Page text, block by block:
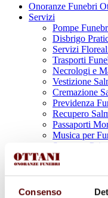
Consenso
Onoranze Funebri
Servizi
Pompe
Disbrigo
Servizi
Trasporti
Necrologi e
Vestizione
Cremazione
Previdenza
Recupero
Passaporti
Musica per
Supporto
Prodotti Funerari
Lapidi, Lastre
Urne Cinerarie
Allestimento